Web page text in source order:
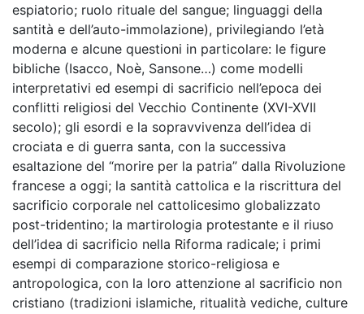
espiatorio; ruolo rituale del sangue; linguaggi della
santità e dell’auto-immolazione), privilegiando l’età
moderna e alcune questioni in particolare: le figure
bibliche (Isacco, Noè, Sansone…) come modelli
interpretativi ed esempi di sacrificio nell’epoca dei
conflitti religiosi del Vecchio Continente (XVI-XVII
secolo); gli esordi e la sopravvivenza dell’idea di
crociata e di guerra santa, con la successiva
esaltazione del “morire per la patria” dalla Rivoluzione
francese a oggi; la santità cattolica e la riscrittura del
sacrificio corporale nel cattolicesimo globalizzato
post-tridentino; la martirologia protestante e il riuso
dell’idea di sacrificio nella Riforma radicale; i primi
esempi di comparazione storico-religiosa e
antropologica, con la loro attenzione al sacrificio non
cristiano (tradizioni islamiche, ritualità vediche, culture